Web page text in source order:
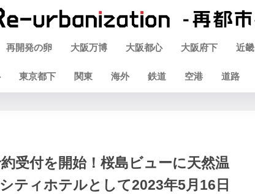
再開発の卵 大阪万博 大阪都心 大阪府下 近畿
東京都下 関東 海外 鉄道 空港 道路
受付を開始！桜島ビューに天然温
ティホテルとして2023年5月16日